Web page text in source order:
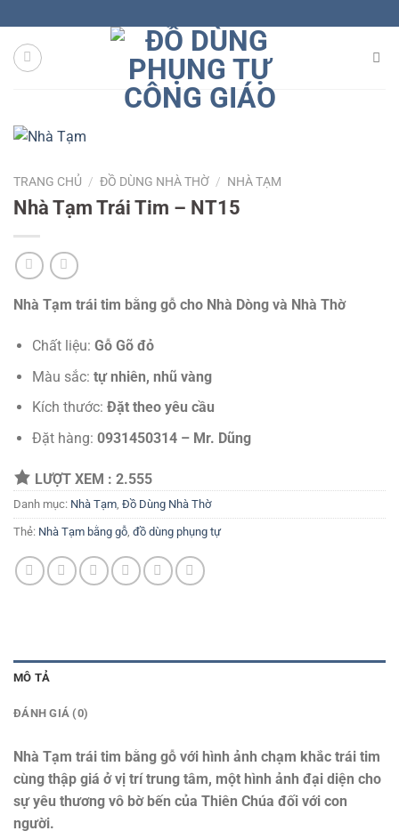
to
content
TRANG CHỦ / ĐỒ DÙNG NHÀ THỜ / NHÀ TẠM
Nhà Tạm Trái Tim – NT15
Nhà Tạm trái tim bằng gỗ cho Nhà Dòng và Nhà Thờ
Chất liệu: Gỗ Gõ đỏ
Màu sắc: tự nhiên, nhũ vàng
Kích thước: Đặt theo yêu cầu
Đặt hàng: 0931450314 – Mr. Dũng
LƯỢT XEM : 2.555
Danh mục: Nhà Tạm Đồ Dùng Nhà Thờ
Thẻ: Nhà Tạm bằng gỗ đồ dùng phụng tự
MÔ TẢ
ĐÁNH GIÁ (0)
Nhà Tạm trái tim bằng gỗ với hình ảnh chạm khắc trái tim
cùng thập giá ở vị trí trung tâm, một hình ảnh đại diện cho
sự yêu thương vô bờ bến của Thiên Chúa đối với con
người.